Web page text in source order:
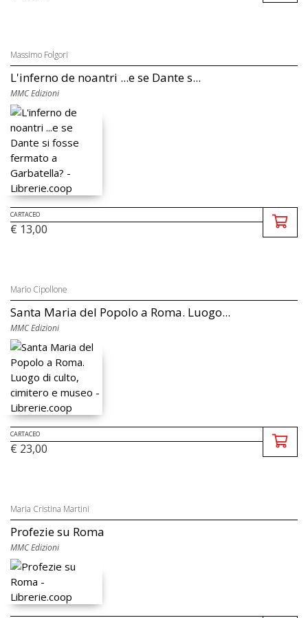
Massimo Folgori
L'inferno de noantri ...e se Dante s...
MMC Edizioni
CARTACEO
€ 13,00
Mario Cipollone
Santa Maria del Popolo a Roma. Luogo...
MMC Edizioni
CARTACEO
€ 23,00
Maria Cristina Martini
Profezie su Roma
MMC Edizioni